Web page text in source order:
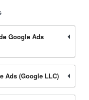
Google Ads
Ads (Google LLC)